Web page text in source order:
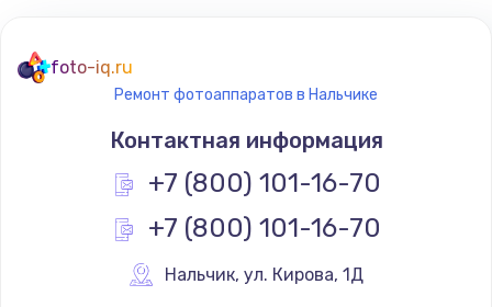
foto-iq.ru
Ремонт фотоаппаратов в Нальчике
Контактная информация
+7 (800) 101-16-70
+7 (800) 101-16-70
Нальчик, ул. Кирова, 1Д